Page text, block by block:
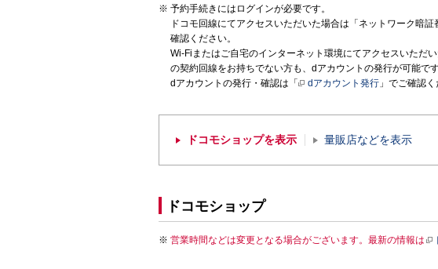
予約手続きにはログインが必要です。
ドコモ回線にてアクセスいただいた場合は「ネットワーク暗
確認ください。
Wi-Fiまたはご自宅のインターネット環境にてアクセスいただ
の契約回線をお持ちでない方も、dアカウントの発行が可能です
dアカウントの発行・確認は「
dアカウント発行 」でご確認く
ドコモショップを表示 量販店などを表示
ドコモショップ
営業時間などは変更となる場合がございます。最新の情報は